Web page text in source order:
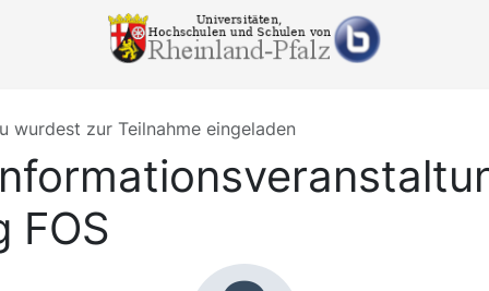
wurdest zur Teilnahme eingeladen
FOS